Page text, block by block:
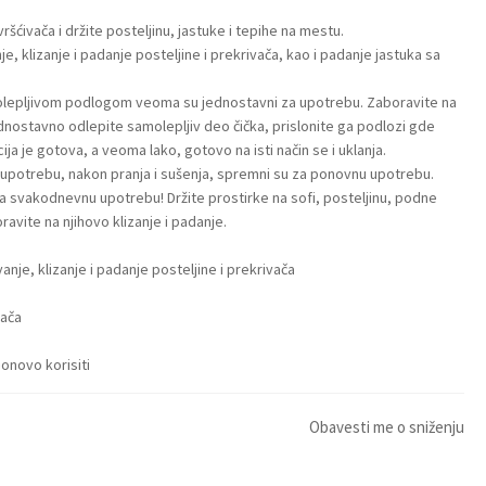
i držite posteljinu, jastuke i tepihe na mestu.
klizanje i padanje posteljine i prekrivača, kao i padanje jastuka sa
podlogom veoma su jednostavni za upotrebu. Zaboravite na
odlepite samolepljiv deo čička, prislonite ga podlozi gde
je gotova, a veoma lako, gotovo na isti način se i uklanja.
nakon pranja i sušenja, spremni su za ponovnu upotrebu.
svakodnevnu upotrebu! Držite prostirke na sofi, posteljinu, podne
na njihovo klizanje i padanje.
klizanje i padanje posteljine i prekrivača
korisiti
Obavesti me o sniženju